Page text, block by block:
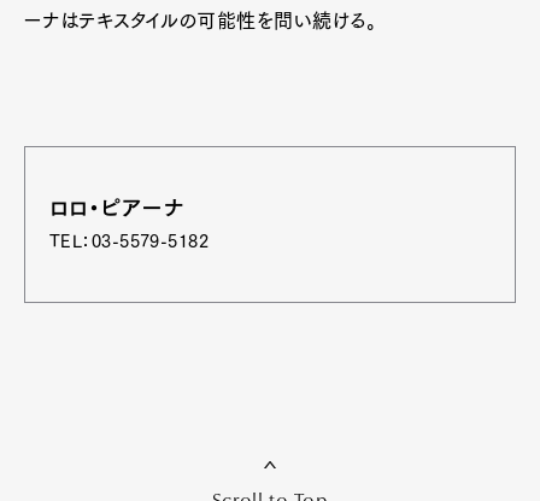
ーナはテキスタイルの可能性を問い続ける。
ロロ・ピアーナ
TEL： 03-5579-5182